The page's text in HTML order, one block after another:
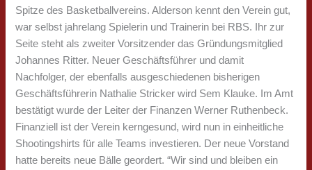
Spitze des Basketballvereins. Alderson kennt den Verein gut,
war selbst jahrelang Spielerin und Trainerin bei RBS. Ihr zur
Seite steht als zweiter Vorsitzender das Gründungsmitglied
Johannes Ritter. Neuer Geschäftsführer und damit
Nachfolger, der ebenfalls ausgeschiedenen bisherigen
Geschäftsführerin Nathalie Stricker wird Sem Klauke. Im Amt
bestätigt wurde der Leiter der Finanzen Werner Ruthenbeck.
Finanziell ist der Verein kerngesund, wird nun in einheitliche
Shootingshirts für alle Teams investieren. Der neue Vorstand
hatte bereits neue Bälle geordert. “Wir sind und bleiben ein